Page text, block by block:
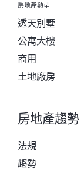
房地產類型
透天別墅
公寓大樓
商用
土地廠房
房地產趨勢
法規
趨勢